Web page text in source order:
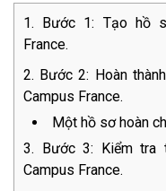
Bước 1: Tạo hồ
France.
Bước 2: Hoàn
Campus France.
Một hồ sơ hoàn
Bước 3: Kiểm
Campus France.